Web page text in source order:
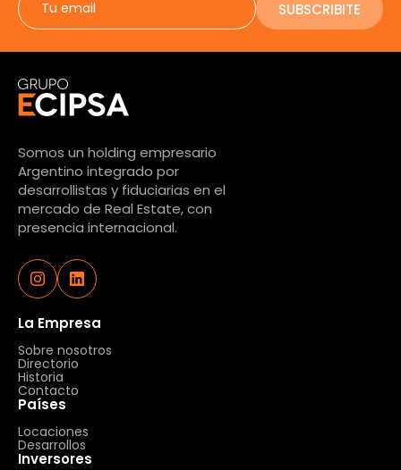
SUBSCRIBITE
Somos un holding empresario
Argentino integrado por
desarrollistas y fiduciarias en el
mercado de Real Estate, con
presencia internacional.
La Empresa
Sobre nosotros
Directorio
Historia
Contacto
Países
Locaciones
Desarrollos
Inversores